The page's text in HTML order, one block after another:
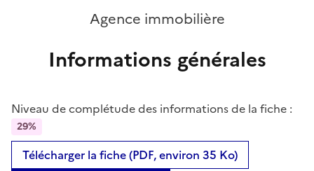
Agence immobilière
Informations générales
Niveau de complétude des informations de la fiche :
29%
Télécharger la fiche (PDF, environ 35 Ko)